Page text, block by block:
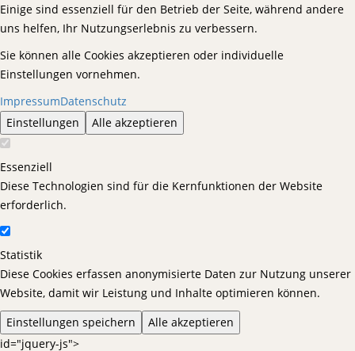
Einige sind essenziell für den Betrieb der Seite, während andere
uns helfen, Ihr Nutzungserlebnis zu verbessern.
Sie können alle Cookies akzeptieren oder individuelle
Einstellungen vornehmen.
ImpressumDatenschutz
Einstellungen
Alle akzeptieren
Essenziell
Diese Technologien sind für die Kernfunktionen der Website
erforderlich.
Statistik
Diese Cookies erfassen anonymisierte Daten zur Nutzung unserer
Website, damit wir Leistung und Inhalte optimieren können.
Einstellungen speichern
Alle akzeptieren
id="jquery-js">